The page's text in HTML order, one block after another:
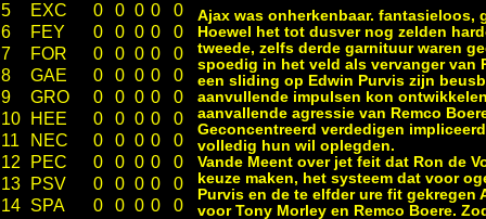
5
EXC 0 0 0 0
0
6
FEY 0 0 0 0
0
7
FOR 0 0 0 0
0
8
GAE 0 0 0 0
0
9
GRO 0 0 0 0
0
10
HEE 0 0 0 0
0
11
NEC 0 0 0 0
0
12
PEC 0 0 0 0
0
13
PSV 0 0 0 0
0
14 SPA 0 0 0 0
0
Ajax was onherkenbaar. fantasieloos,
Hoewel het tot dusver nog zelden
tweede, zelfs derde garnituur waren
spoedig in het veld als vervanger van
een sliding op Edwin Purvis zijn
aanvullende impulsen kon
aanvallende agressie van Remco
Geconcentreerd verdedigen
volledig hun wil oplegden.
Vande Meent over jet feit dat Ron de
keuze maken, het systeem dat voor
Purvis en de te elfder ure fit
voor Tony Morley en Remco Boere.